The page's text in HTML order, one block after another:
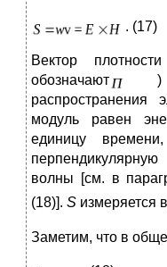
. (17)
Вектор
обозначают
)
распространения
модуль равен
единицу
волны [см. в
(18)]. S измеряется
Заметим, что в